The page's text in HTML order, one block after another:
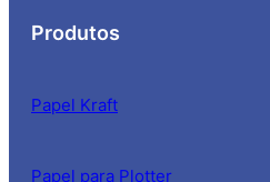
Produtos
Papel Kraft
Papel para Plotter